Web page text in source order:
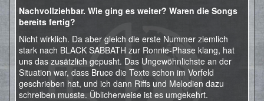
Nachvollziehbar. Wie ging es weiter? Waren die Songs
bereits fertig?
Nicht wirklich. Da aber gleich die erste Nummer ziemlich
stark nach BLACK SABBATH zur Ronnie-Phase klang, hat
uns das zusätzlich gepusht. Das Ungewöhnlichste an der
Situation war, dass Bruce die Texte schon im Vorfeld
geschrieben hat, und ich dann Riffs und Melodien dazu
schreiben musste. Üblicherweise ist es umgekehrt.